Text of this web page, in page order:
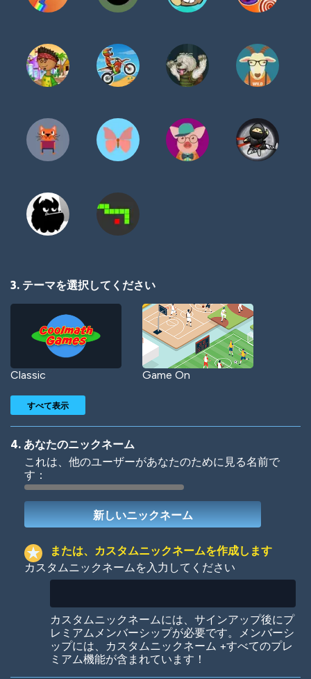
3. テーマを選択してください
Classic Game On
Woof
Colorful
すべて表示
4. あなたのニックネーム
これは、他のユーザーがあなたのために見る名前で
す：
または、カスタムニックネームを作成します
カスタムニックネームを入力してください
カスタムニックネームには、サインアップ後にプ
レミアムメンバーシップが必要です。メンバーシ
ップには、カスタムニックネーム +すべてのプレ
ミアム機能が含まれています！